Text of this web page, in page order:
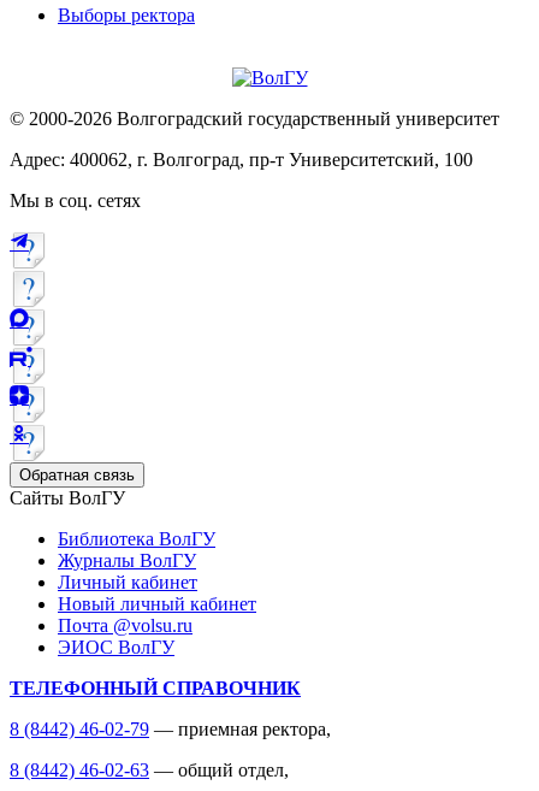
Выборы ректора
© 2000-2026 Волгоградский государственный университет
Адрес: 400062, г. Волгоград, пр-т Университетский, 100
Мы в соц. сетях
Обратная связь
Сайты ВолГУ
Библиотека ВолГУ
Журналы ВолГУ
Личный кабинет
Новый личный кабинет
Почта @volsu.ru
ЭИОС ВолГУ
ТЕЛЕФОННЫЙ СПРАВОЧНИК
8 (8442) 46-02-79 — приемная ректора,
8 (8442) 46-02-63 — общий отдел,